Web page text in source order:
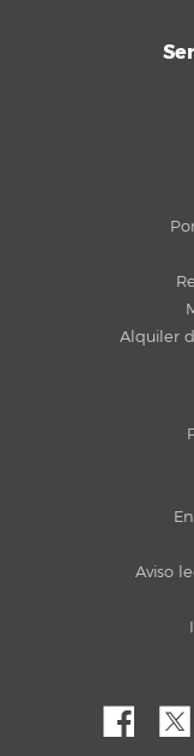
Alquiler
Aviso